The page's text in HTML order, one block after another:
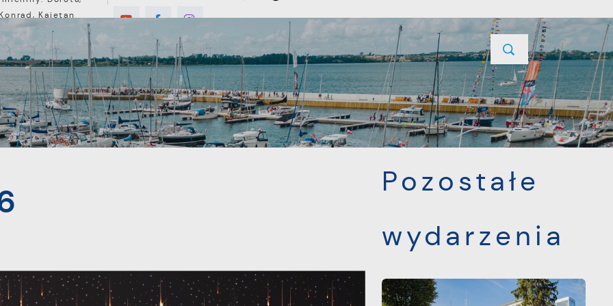
Konrad, Kajetan
MIESZKANIEC TURYSTYKA INWESTYCJE PROJEKTY UNIJNE KONTAKT
POPRZEDNI NASTĘPNY
Pozostałe
wydarzenia